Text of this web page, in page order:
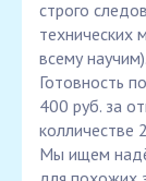
строго
технических
всему
Готовность
400 руб. за
колличестве
Мы ищем